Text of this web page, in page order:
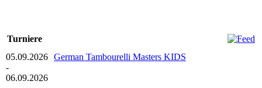
Turniere
05.09.2026
-
06.09.2026
German Tambourelli Masters KIDS